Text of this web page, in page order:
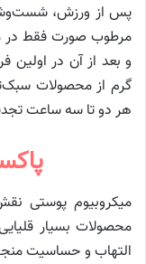
پس از ورزش،
مرطوب صورت فقط در
و بعد از آن در اولین
گرم از محصولات
هر دو تا سه ساعت
میکروبیوم پوستی
محصولات بسیار
التهاب و حساسیت